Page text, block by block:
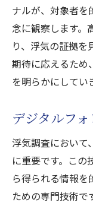
ナルが、対象者を
念に観察します。
り、浮気の証拠を
期待に応えるため
を明らかにしてい
デジタルフ
浮気調査において
に重要です。この
ら得られる情報を
ための専門技術で